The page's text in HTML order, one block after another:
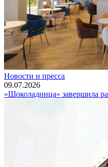
Новости и пресса
09.07.2026
«Шоколадница» завершила